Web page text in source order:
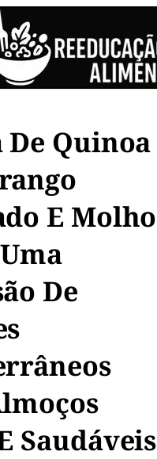
De Quinoa
E Molho
De
Saudáveis